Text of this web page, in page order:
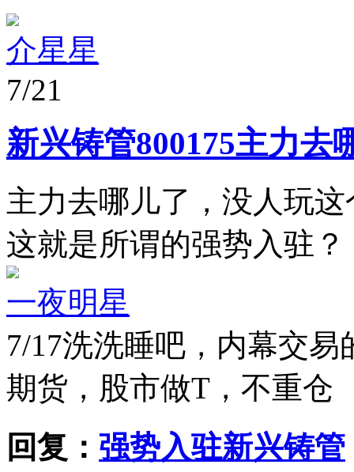
介星星
7/21
新兴铸管800175主力去
主力去哪儿了，没人玩
这就是所谓的强势入驻？
一夜明星
7/17洗洗睡吧，内幕交易
期货，股市做T，不重仓
回复： 强势入驻新兴铸管